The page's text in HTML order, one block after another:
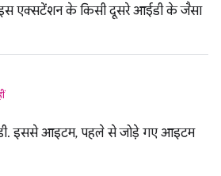
एक्सटेंशन के किसी दूसरे आईडी के जैसा
इससे आइटम, पहले से जोड़े गए आइटम